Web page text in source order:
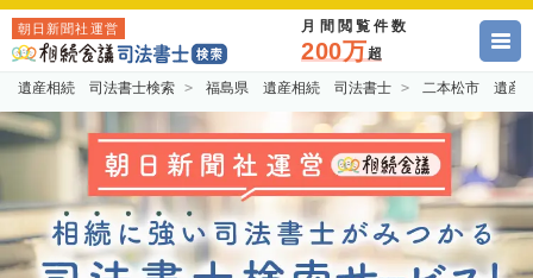
朝日新聞社運営 月間閲覧件数
200万超
遺産相続 司法書士検索 福島県 遺産相続 司法書士 二本松市 遺産